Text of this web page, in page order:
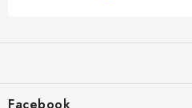
aFacebook